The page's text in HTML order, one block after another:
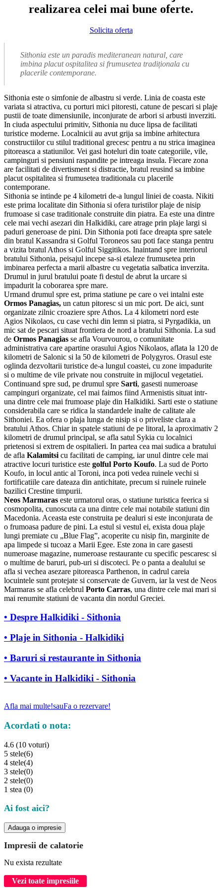
realizarea celei mai bune oferte.
Solicita oferta
Sithonia este un paradis mediteranean natural, care
imbina placut ospitalitea si frumusetea tradiționala cu
placerile contemporane.
Sithonia este o simfonie de albastru si verde. Linia de coasta este
variata si atractiva, cu porturi mici pitoresti, catune de pescari si plaje
pustii de toate dimensiunile, inconjurate de arbori si arbusti inverziti.
In ciuda aspectului primitiv, Sithonia nu duce lipsa de facilitati
turistice moderne. Localnicii au avut grija sa imbine arhitectura
constructiilor cu stilul traditional grecesc pentru a nu strica imaginea
pitoreasca a statiunilor. Vei gasi hoteluri din toate categoriile, vile,
campinguri si pensiuni raspandite pe intreaga insula. Fiecare zona
are facilitati de divertisment si distractie, bratul reusind sa imbine
placut ospitalitea si frumusetea traditionala cu placerile
contemporane.
Sithonia se intinde pe 4 kilometri de-a lungul liniei de coasta. Nikiti
este prima localitate din Sithonia si ofera turistilor plaje de nisip
frumoase si case traditionale construite din piatra. Ea este una dintre
cele mai vechi asezari din Halkidiki, care atrage prin plaje largi si
paduri generoase de pini. Din Sithonia poti face dreapta spre satele
din bratul Kassandra si Golful Toroneos sau poti face stanga pentru
a vizita bratul Athos si Golful Siggitikos. Inaintand spre interiorul
bratului Sithonia, peisajul incepe sa-si etaleze frumusetea prin
imbinarea perfecta a marii albastre cu vegetatia salbatica inverzita.
Drumul in jurul bratului poate fi destul de abrut la urcare si
impadurit la coborarea spre mare.
Urmand drumul spre est, prima statiune pe care o vei intalni este
Ormos Panagias, un catun pitoresc si un mic port. De aici, sunt
organizate zilnic croaziere spre Athos. La 4 kilometri nord este
Agios Nikolaos, cu case vechi din lemn si piatra, si Pyrgadikia, un
mic sat de pescari situat frontiera de nord a bratului Sithonia. La sud
de Ormos Panagias se afla Vourvourou, o comunitate
administrativa care apartine orasului Agios Nikolaos, aflata la 120 de
kilometri de Salonic si la 50 de kilometri de Polygyros. Orasul este
oglinda dezvoltarii turistice de-a lungul coastei, cu zone impadurite
si o multime de vile private nou construite in mijlocul vegetatiei.
Continuand spre sud, pe drumul spre Sarti, gasesti numeroase
campinguri organizate, cel mai faimos fiind Armenistis situat intr-
una dintre cele mai frumoase plaje din Halkidiki. Sarti este o statiune
considerabila care se ridica la standardele inalte de calitate ale
Sithoniei. Ea ofera o plaja lunga de nisip si o priveliste clara a
bratului Athos. Chiar in spatele statiuni de pe litoral, la aproximativ 2
kilometri de drumul principal, se afla satul Sykia cu localnici
prietenosi si extrem de ospitalieri. In partea cea mai sudica a bratului
de afla Kalamitsi cu facilitati de camping, iar unul dintre cele mai
atractive locuri turistice este golful Porto Koufo. La sud de Porto
Koufo, in locul antic al Toroni, inca poti vedea ruinele vechi si
fortificatiile care dateaza din antichitate, precum si ruinele ruinele
bazilici Crestine timpurii.
Neos Marmaras este urmatorul oras, o statiune turistica feerica si
cosmopolita, cunoscuta ca una dintre cele mai notabile statiuni din
Macedonia. Aceasta este construita pe dealuri si este inconjurata de
o frumoasa padure de pini. La estul si vestul ei, exista doua plaje
lungi premiate cu „Blue Flag”, acoperite cu nisip fin, marginite de
apa limpede si tucoaz a Marii Egee. Este zona in care gasesti
numeroase magazine, numeroase restaurante cu specific pescaresc si
o multime de baruri, pub-uri si discoteci. Pe o panta a dealului se
afla si vechea asezare pitoreasca Parthenon, in cadrul careia
locuintele sunt protejate si conservate de Guvern, iar la vest de Neos
Marmaras se afla celebrul Porto Carras, una dintre cele mai mari si
mai renumite statiuni de vacanta din nordul Greciei.
• Despre Halkidiki - Sithonia
• Plaje in Sithonia - Halkidiki
• Baruri si restaurante in Sithonia
• Vacante in Halkidiki - Sithonia
Afla mai multe!sauFa o rezervare!
Acordati o nota:
4.6 (10 voturi)
5 stele(6)
4 stele(4)
3 stele(0)
2 stele(0)
1 stea (0)
Ai fost aici?
Adauga o impresie
Impresii de calatorie
Nu exista rezultate
Vezi toate impresiile